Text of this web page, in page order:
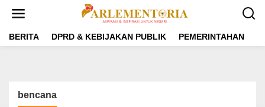
t
BERITA DPRD & KEBIJAKAN PUBLIK PEMERINTAHAN
bencana